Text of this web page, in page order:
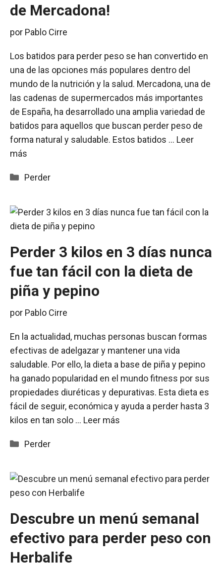
de Mercadona!
por Pablo Cirre
Los batidos para perder peso se han convertido en
una de las opciones más populares dentro del
mundo de la nutrición y la salud. Mercadona, una de
las cadenas de supermercados más importantes
de España, ha desarrollado una amplia variedad de
batidos para aquellos que buscan perder peso de
forma natural y saludable. Estos batidos … Leer
más
Categorías
Perder
Perder 3 kilos en 3 días nunca
fue tan fácil con la dieta de
piña y pepino
por Pablo Cirre
En la actualidad, muchas personas buscan formas
efectivas de adelgazar y mantener una vida
saludable. Por ello, la dieta a base de piña y pepino
ha ganado popularidad en el mundo fitness por sus
propiedades diuréticas y depurativas. Esta dieta es
fácil de seguir, económica y ayuda a perder hasta 3
kilos en tan solo … Leer más
Categorías
Perder
Descubre un menú semanal
efectivo para perder peso con
Herbalife